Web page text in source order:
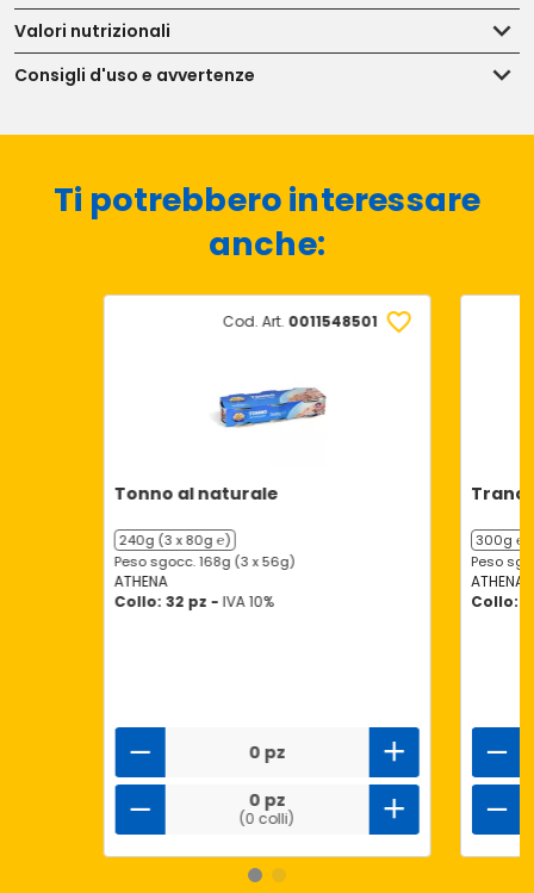
Valori nutrizionali
Consigli d'uso e avvertenze
Ti potrebbero interessare
anche:
Cod. Art. 0011548501
Tonno al naturale
240g (3 x 80g ℮)
Peso sgocc. 168g (3 x 56g)
ATHENA
Collo: 32 pz - IVA 10%
0 pz
0 pz
(0 colli)
300g ℮
Peso
ATHENA
Collo: